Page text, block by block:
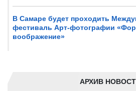
В Самаре будет проходить
фестиваль Арт-фотографии
воображение»
АРХИВ